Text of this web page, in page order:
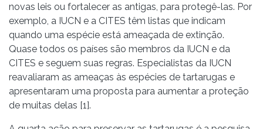
novas leis ou fortalecer as antigas, para protegê-las. Por
exemplo, a IUCN e a CITES têm listas que indicam
quando uma espécie está ameaçada de extinção.
Quase todos os países são membros da IUCN e da
CITES e seguem suas regras. Especialistas da IUCN
reavaliaram as ameaças às espécies de tartarugas e
apresentaram uma proposta para aumentar a proteção
de muitas delas [1].